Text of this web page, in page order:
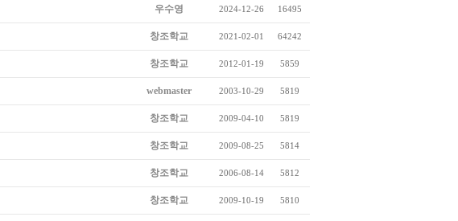
우수영 2024-12-26 16495
창조학교 2021-02-01 64242
창조학교 2012-01-19 5859
webmaster 2003-10-29 5819
창조학교 2009-04-10 5819
창조학교 2009-08-25 5814
창조학교 2006-08-14 5812
창조학교 2009-10-19 5810